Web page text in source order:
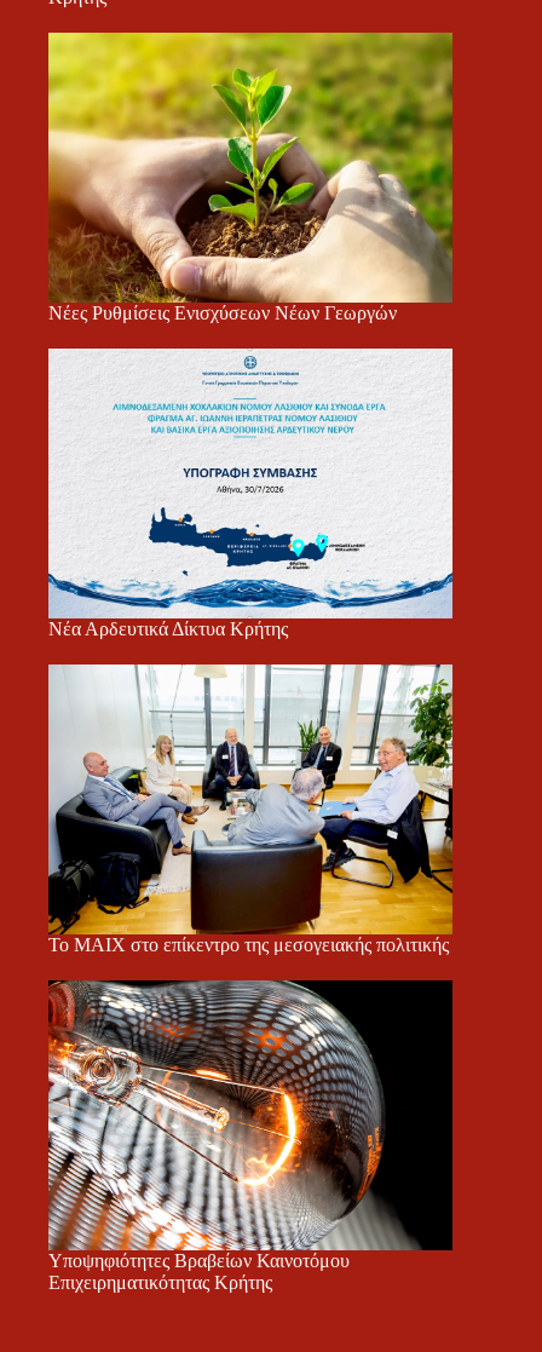
Νέες Ρυθμίσεις Ενισχύσεων Νέων Γεωργών
Νέα Αρδευτικά Δίκτυα Κρήτης
Το ΜΑΙΧ στο επίκεντρο της μεσογειακής πολιτικής
Υποψηφιότητες Βραβείων Καινοτόμου
Επιχειρηματικότητας Κρήτης